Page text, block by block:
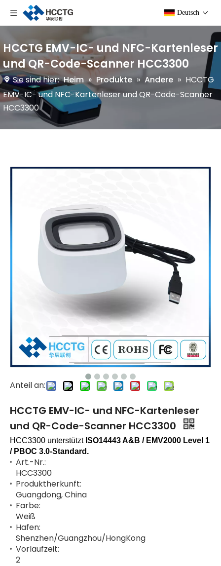
Deutsch
HCCTG EMV-IC- und NFC-Kartenleser
und QR-Code-Scanner HCC3300
Sie sind hier: Heim » Produkte » Andere » HCCTG
EMV-IC- und NFC-Kartenleser und QR-Code-Scanner
HCC3300
Anteil an:
HCCTG EMV-IC- und NFC-Kartenleser
und QR-Code-Scanner HCC3300
HCC3300 unterstützt ISO14443 A&B / EMV2000 Level 1
/ PBOC 3.0-Standard.
Art.-Nr.:
HCC3300
Produktherkunft:
Guangdong, China
Farbe:
Weiß
Hafen:
Shenzhen/Guangzhou/HongKong
Vorlaufzeit:
2